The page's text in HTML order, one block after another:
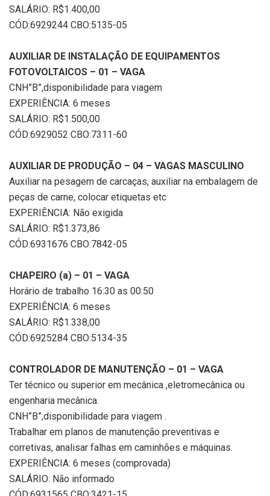
SALÁRIO: R$1.400,00
CÓD:6929244 CBO:5135-05
AUXILIAR DE INSTALAÇÃO DE EQUIPAMENTOS
FOTOVOLTAICOS – 01 – VAGA
CNH”B”,disponibilidade para viagem
EXPERIÊNCIA: 6 meses
SALÁRIO: R$1.500,00
CÓD:6929052 CBO:7311-60
AUXILIAR DE PRODUÇÃO – 04 – VAGAS MASCULINO
Auxiliar na pesagem de carcaças, auxiliar na embalagem de
peças de carne, colocar etiquetas etc
EXPERIÊNCIA: Não exigida
SALÁRIO: R$1.373,86
CÓD:6931676 CBO:7842-05
CHAPEIRO (a) – 01 – VAGA
Horário de trabalho 16:30 as 00:50
EXPERIÊNCIA: 6 meses
SALÁRIO: R$1.338,00
CÓD:6925284 CBO:5134-35
CONTROLADOR DE MANUTENÇÃO – 01 – VAGA
Ter técnico ou superior em mecânica ,eletromecânica ou
engenharia mecânica.
CNH”B”,disponibilidade para viagem .
Trabalhar em planos de manutenção preventivas e
corretivas, analisar falhas em caminhões e máquinas.
EXPERIÊNCIA: 6 meses (comprovada)
SALÁRIO: Não informado